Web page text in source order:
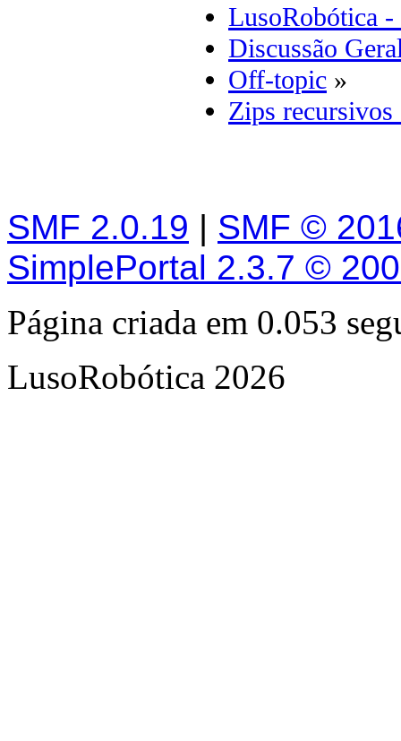
LusoRobótica -
Discussão
Off-topic »
Zips recursivos
SMF 2.0.19 | SMF ©
SimplePortal 2.3.7 ©
Página criada em 0.053
LusoRobótica 2026